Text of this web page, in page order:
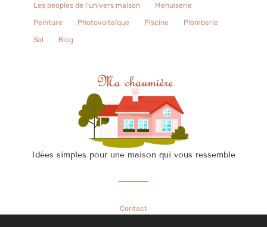
Idées simples pour une maison qui vous ressemble
Les peoples de l’univers maison Menuiserie
Peinture Photovoltaïque Piscine Plomberie
Sol Blog
Contact